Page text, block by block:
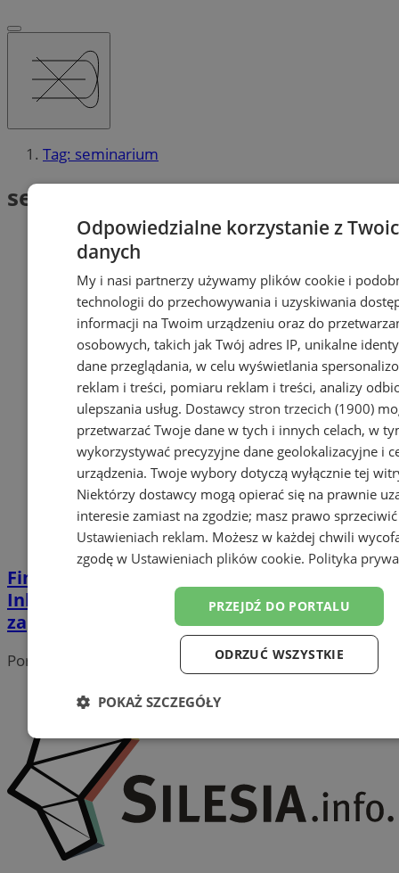
Tag: seminarium
seminarium (1)
Finansowe formy wsparcia MMŚP. Miejski
Inkubator Przedsiębiorczości Rawa.Ink
zaprasza na seminarium
Portal należy do sieci
Odpowiedzialne korzystanie z
danych
My i nasi partnerzy używamy plików cookie i
technologii do przechowywania i uzyskiwania
informacji na Twoim urządzeniu oraz do
osobowych, takich jak Twój adres IP, unikalne
dane przeglądania, w celu wyświetlania
reklam i treści, pomiaru reklam i treści, analizy
ulepszania usług. Dostawcy stron trzecich (1900)
przetwarzać Twoje dane w tych i innych celach, w
wykorzystywać precyzyjne dane geolokalizacyjne i
urządzenia. Twoje wybory dotyczą wyłącznie tej
Niektórzy dostawcy mogą opierać się na prawnie
interesie zamiast na zgodzie; masz prawo
Ustawieniach reklam. Możesz w każdej chwili
zgodę w Ustawieniach plików cookie. Polityka
PRZEJDŹ DO PORTALU
ODRZUĆ WSZYSTKIE
POKAŻ SZCZEGÓŁY
Niezbędne Wydajność Targetowanie
Niesklasyfikowane